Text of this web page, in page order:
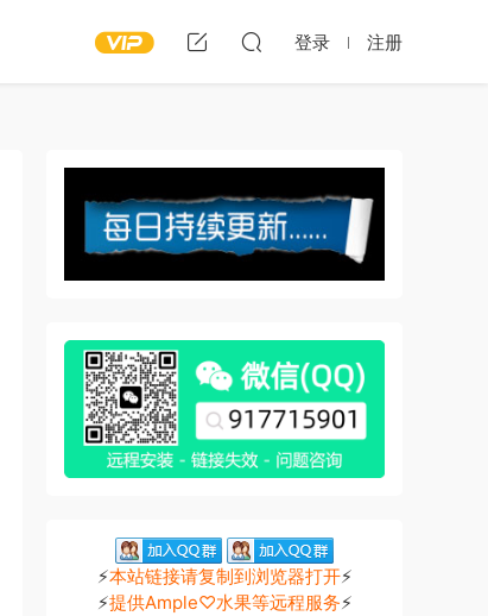
登录 注册
⚡本站链接请复制到浏览器打开⚡
⚡提供Ample♡水果等远程服务⚡